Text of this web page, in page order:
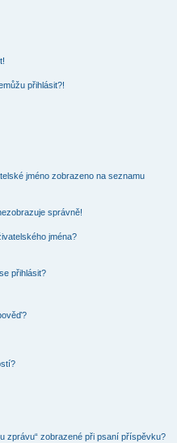
přihlásit?!
jméno zobrazeno na seznamu
správně!
jména?
přihlásit?
zprávu“ zobrazené při psaní příspěvku?